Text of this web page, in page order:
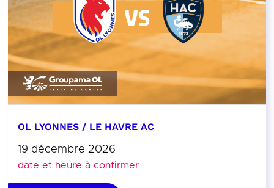
OL LYONNES / LE HAVRE AC
19 décembre 2026
date et heure à confirmer